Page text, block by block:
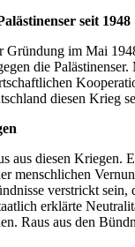
seit 1948
Gründung im Mai
die
diesen Krieg
aus diesen Kriegen.
menschlichen
verstrickt sein,
erklärte
Raus aus den